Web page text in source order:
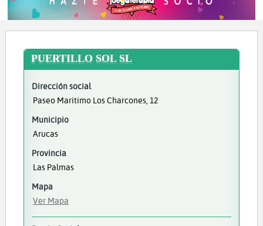
PUERTILLO SOL SL
Dirección social
Paseo Maritimo Los Charcones, 12
Municipio
Arucas
Provincia
Las Palmas
Mapa
Ver Mapa